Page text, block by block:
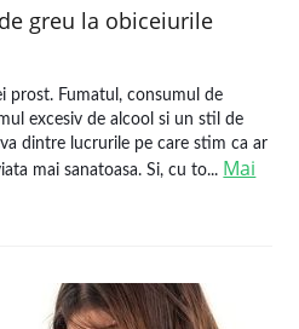
greu la obiceiurile
prost. Fumatul, consumul de
excesiv de alcool si un stil de
dintre lucrurile pe care stim ca ar
mai sanatoasa. Si, cu to... Mai